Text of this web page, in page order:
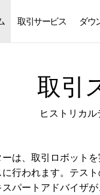
取引サービス ダウ
取引
ヒストリカ
は、取引ロボット
行われます。テス
パートアドバイザ